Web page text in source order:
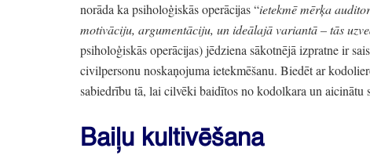
norāda ka psiholoģiskās operācijas“ietekmē mērķa
motivāciju, argumentāciju, un ideālajā variantā– tās
psiholoģiskās operācijas)jēdziena sākotnējā izpratne ir
civilpersonu noskaņojuma ietekmēšanu. Biedēt ar
sabiedrību tā, lai cilvēki baidītos no kodolkara un aicinātu
Baiļu kultivēšana